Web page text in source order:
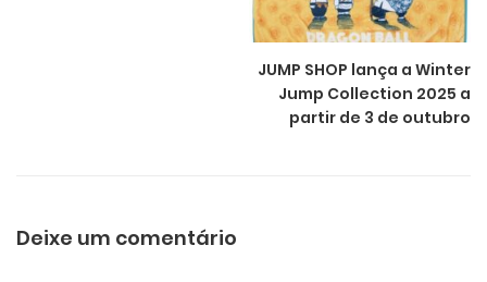
JUMP SHOP lança a Winter
Jump Collection 2025 a
partir de 3 de outubro
Deixe um comentário